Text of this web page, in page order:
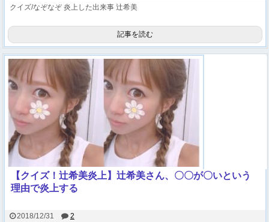
クイズ/なぞなぞ 炎上した出来事 辻希美
記事を読む
【クイズ！辻希美炎上】辻希美さん、〇〇が〇いという
理由で炎上する
2018/12/31
2